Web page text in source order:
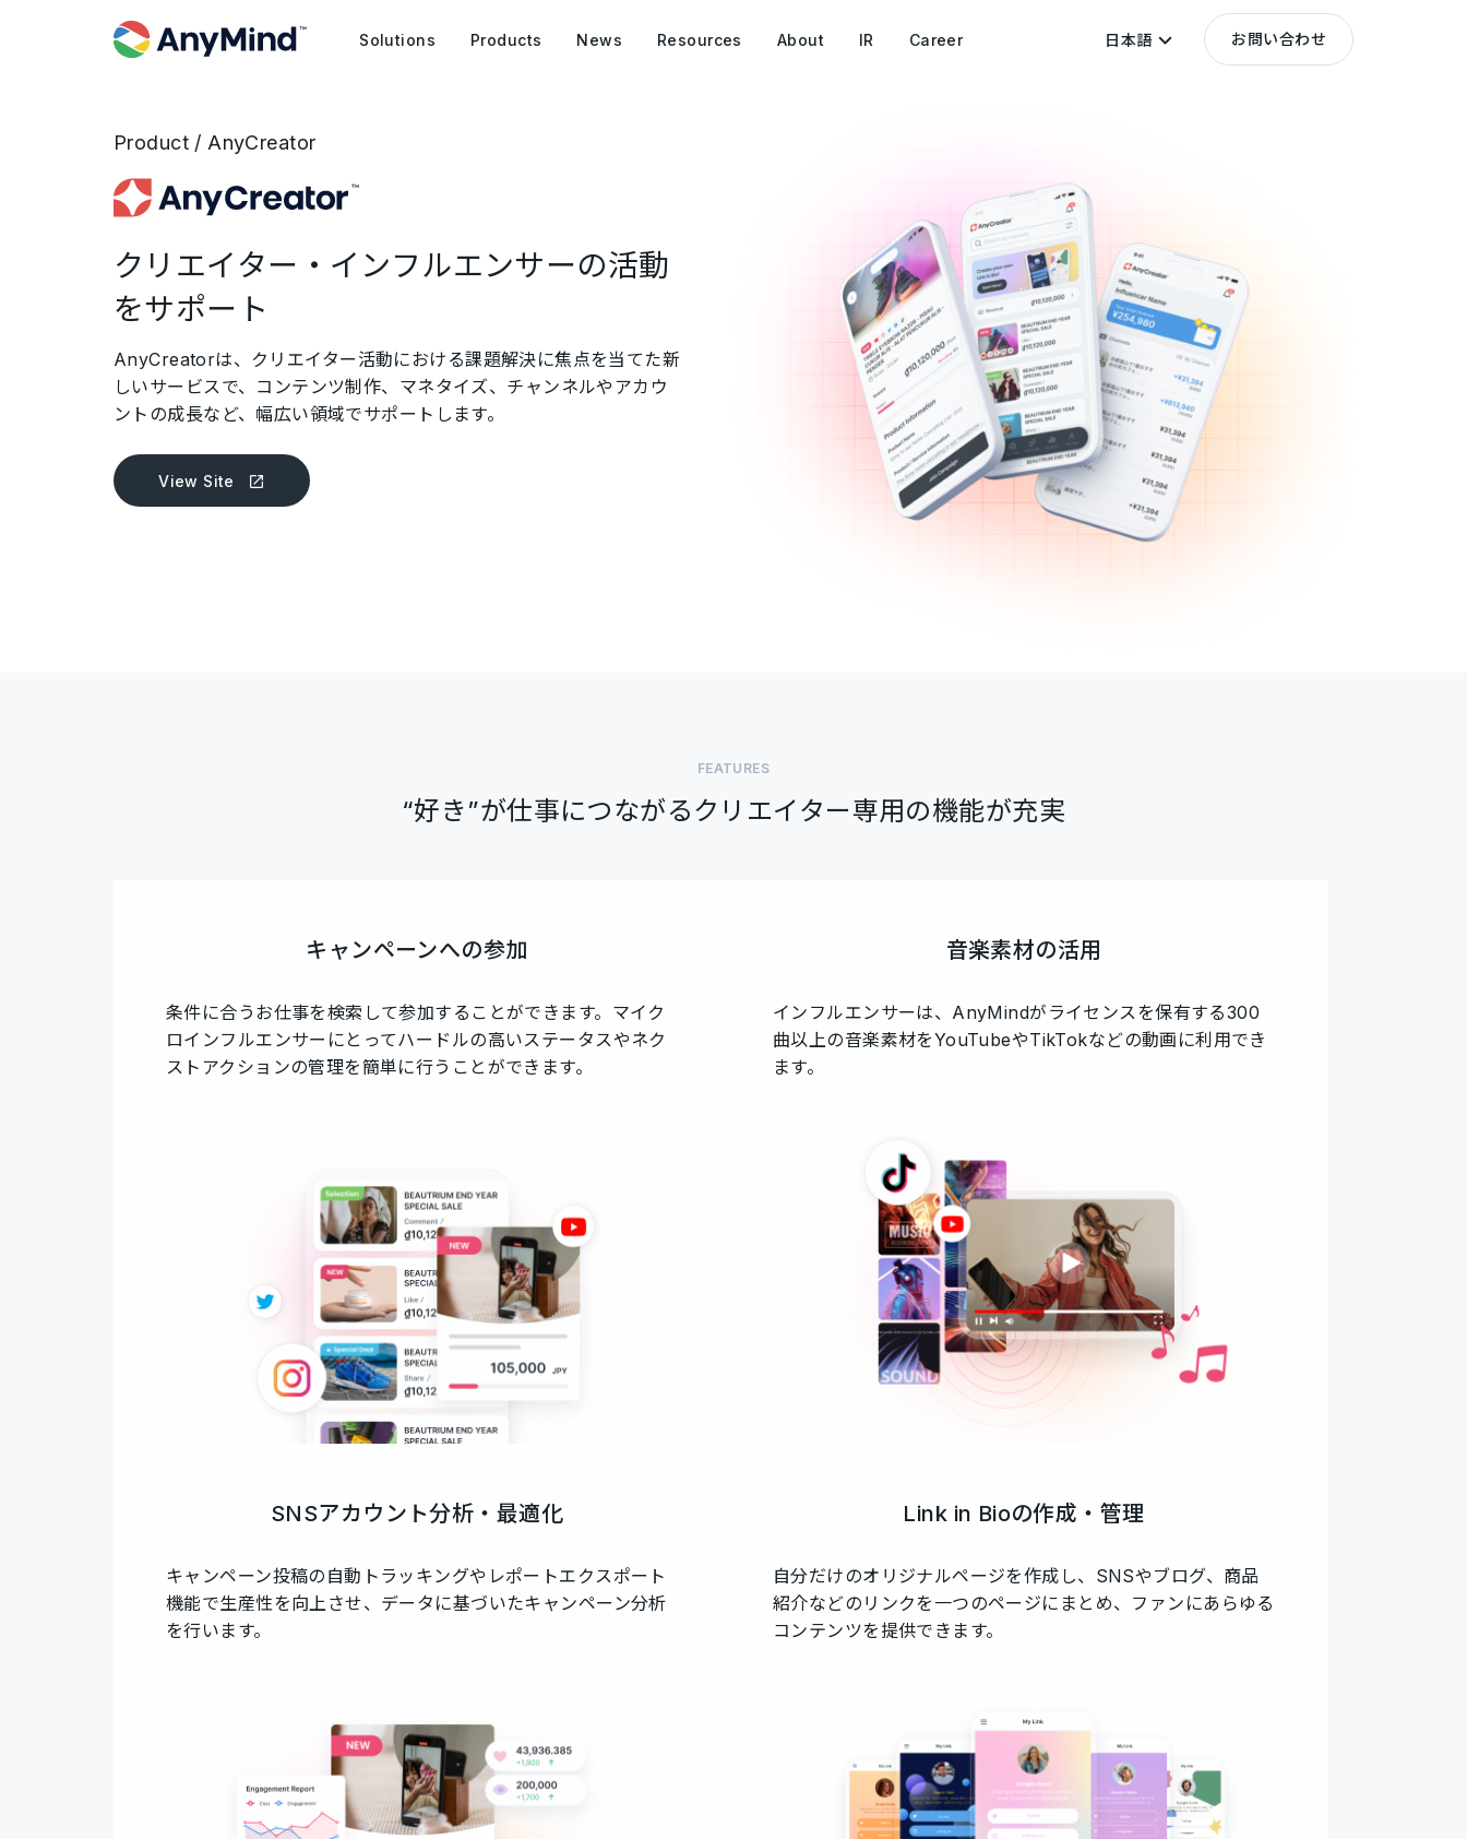
Solutions Products News Resources About IR Career 日本語 お問い合わせ
Product / AnyCreator
クリエイター・インフルエンサーの活動
をサポート
AnyCreatorは、クリエイター活動における課題解決に焦点を当てた新
しいサービスで、コンテンツ制作、マネタイズ、チャンネルやアカウ
ントの成長など、幅広い領域でサポートします。
View Site
FEATURES
“好き”が仕事につながるクリエイター専用の機能が充実
キャンペーンへの参加
条件に合うお仕事を検索して参加することができます。マイク
ロインフルエンサーにとってハードルの高いステータスやネク
ストアクションの管理を簡単に行うことができます。
音楽素材の活用
インフルエンサーは、AnyMindがライセンスを保有する300
曲以上の音楽素材をYouTubeやTikTokなどの動画に利用でき
ます。
SNSアカウント分析・最適化
キャンペーン投稿の自動トラッキングやレポートエクスポート
機能で生産性を向上させ、データに基づいたキャンペーン分析
を行います。
Link in Bioの作成・管理
自分だけのオリジナルページを作成し、SNSやブログ、商品
紹介などのリンクを一つのページにまとめ、ファンにあらゆる
コンテンツを提供できます。